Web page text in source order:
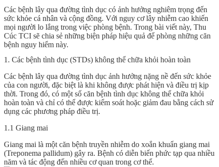
Các bệnh lây qua đường tình dục có ảnh hưởng nghiêm trọng đến
sức khỏe cá nhân và cộng đồng. Với nguy cơ lây nhiễm cao khiến
mọi người lo lắng trong việc phòng bệnh. Trong bài viết này, Thu
Cúc TCI sẽ chia sẻ những biện pháp hiệu quả để phòng những căn
bệnh nguy hiểm này.
1. Các bệnh tình dục (STDs) không thể chữa khỏi hoàn toàn
Các bệnh lây qua đường tình dục ảnh hưởng nặng nề đến sức khỏe
của con người, đặc biệt là khi không được phát hiện và điều trị kịp
thời. Trong đó, có một số căn bệnh tình dục không thể chữa khỏi
hoàn toàn và chỉ có thể được kiểm soát hoặc giảm đau bằng cách sử
dụng các phương pháp điều trị.
1.1 Giang mai
Giang mai là một căn bệnh truyền nhiễm do xoắn khuẩn giang mai
(Treponema pallidum) gây ra. Bệnh có diễn biến phức tạp qua nhiều
năm và tác động đến nhiều cơ quan trong cơ thể.